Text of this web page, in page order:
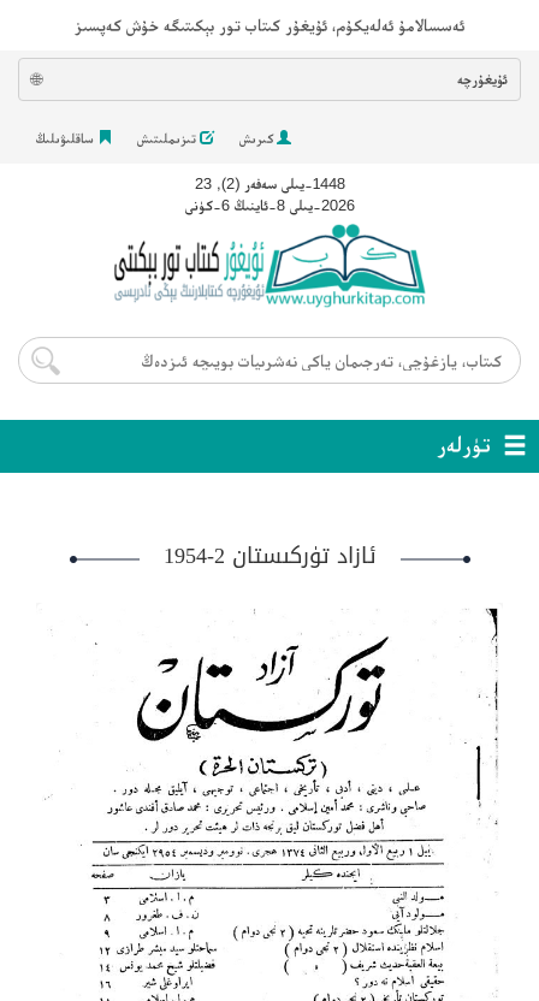
ئەسسالامۇ ئەلەيكۇم، ئۇيغۇر كىتاب تور بېكىتىگە خۇش كەپسىز
ئۇيغۇرچە 🌐
كىرىش تىزىملىتىش ساقلىۋىلىڭ
1448-يىلى سەفەر (2), 23
2026-يىلى 8-ئاينىڭ 6-كۈنى
تۈرلەر
ئازاد تۈركىستان 2-1954